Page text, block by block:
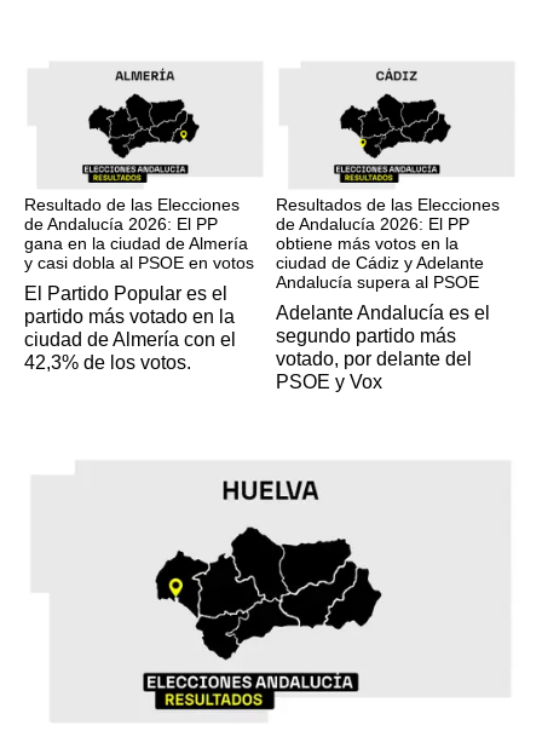
Resultado de las Elecciones
de Andalucía 2026: El PP
gana en la ciudad de Almería
y casi dobla al PSOE en votos
El Partido Popular es el
partido más votado en la
ciudad de Almería con el
42,3% de los votos.
Resultados de las Elecciones
de Andalucía 2026: El PP
obtiene más votos en la
ciudad de Cádiz y Adelante
Andalucía supera al PSOE
Adelante Andalucía es el
segundo partido más
votado, por delante del
PSOE y Vox